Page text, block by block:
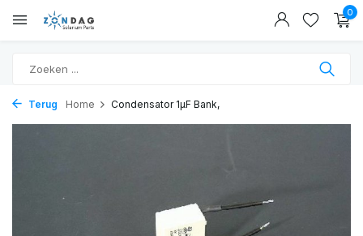
0
Terug Home Condensator 1µF Bank,